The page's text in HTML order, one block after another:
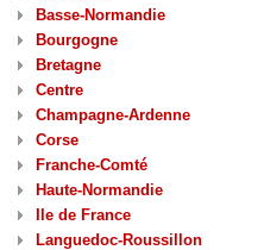
Basse-Normandie
Bourgogne
Bretagne
Centre
Champagne-Ardenne
Corse
Franche-Comté
Haute-Normandie
Ile de France
Languedoc-Roussillon